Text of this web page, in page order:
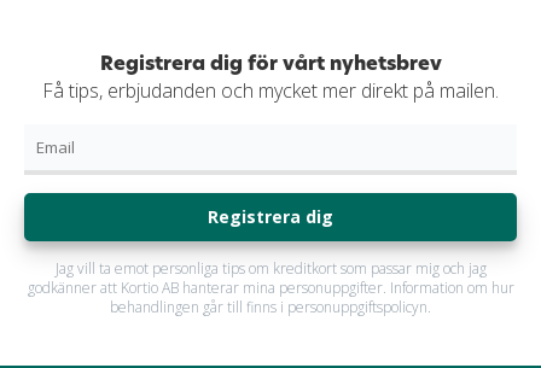
Registrera dig för vårt nyhetsbrev
Få tips, erbjudanden och mycket mer direkt på mailen.
Registrera dig
Jag vill ta emot personliga tips om kreditkort som passar mig och jag
godkänner att Kortio AB hanterar mina personuppgifter. Information om hur
behandlingen går till finns i personuppgiftspolicyn.